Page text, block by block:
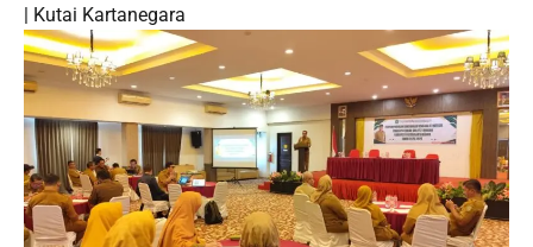
Kutai Kartanegara